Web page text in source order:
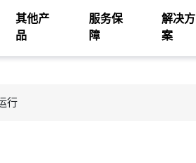
其他产
品
服务保
障
解决方
案
行